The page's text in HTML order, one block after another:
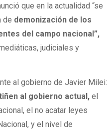
que en la actualidad “se
de demonización de los
del campo nacional”,
judiciales y
al gobierno de Javier Milei:
al gobierno actual, el
el no acatar leyes
y el nivel de